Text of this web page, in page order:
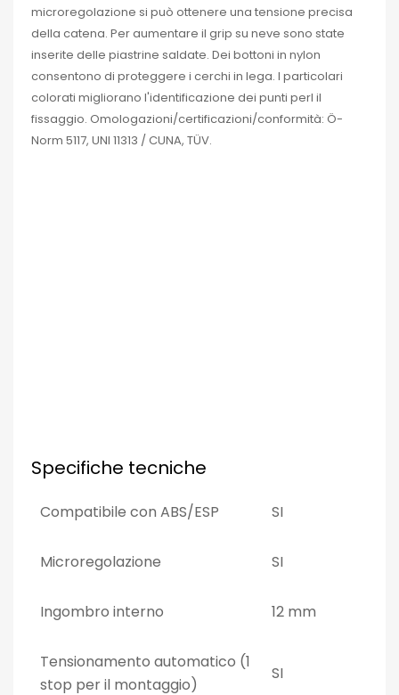
microregolazione si può ottenere una tensione precisa
della catena. Per aumentare il grip su neve sono state
inserite delle piastrine saldate. Dei bottoni in nylon
consentono di proteggere i cerchi in lega. I particolari
colorati migliorano l'identificazione dei punti perl il
fissaggio. Omologazioni/certificazioni/conformità: Ö-
Norm 5117, UNI 11313 / CUNA, TÜV.
Specifiche tecniche
Compatibile con ABS/ESP SI
Microregolazione SI
Ingombro interno 12 mm
Tensionamento automatico (1
stop per il montaggio)
SI